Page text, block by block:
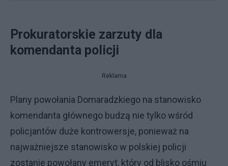
Prokuratorskie zarzuty dla
komendanta policji
Reklama
Plany powołania Domaradzkiego na stanowisko
komendanta głównego budzą nie tylko wśród
policjantów duże kontrowersje, ponieważ na
najważniejsze stanowisko w polskiej policji
zostanie powołany emeryt, który od blisko ośmiu